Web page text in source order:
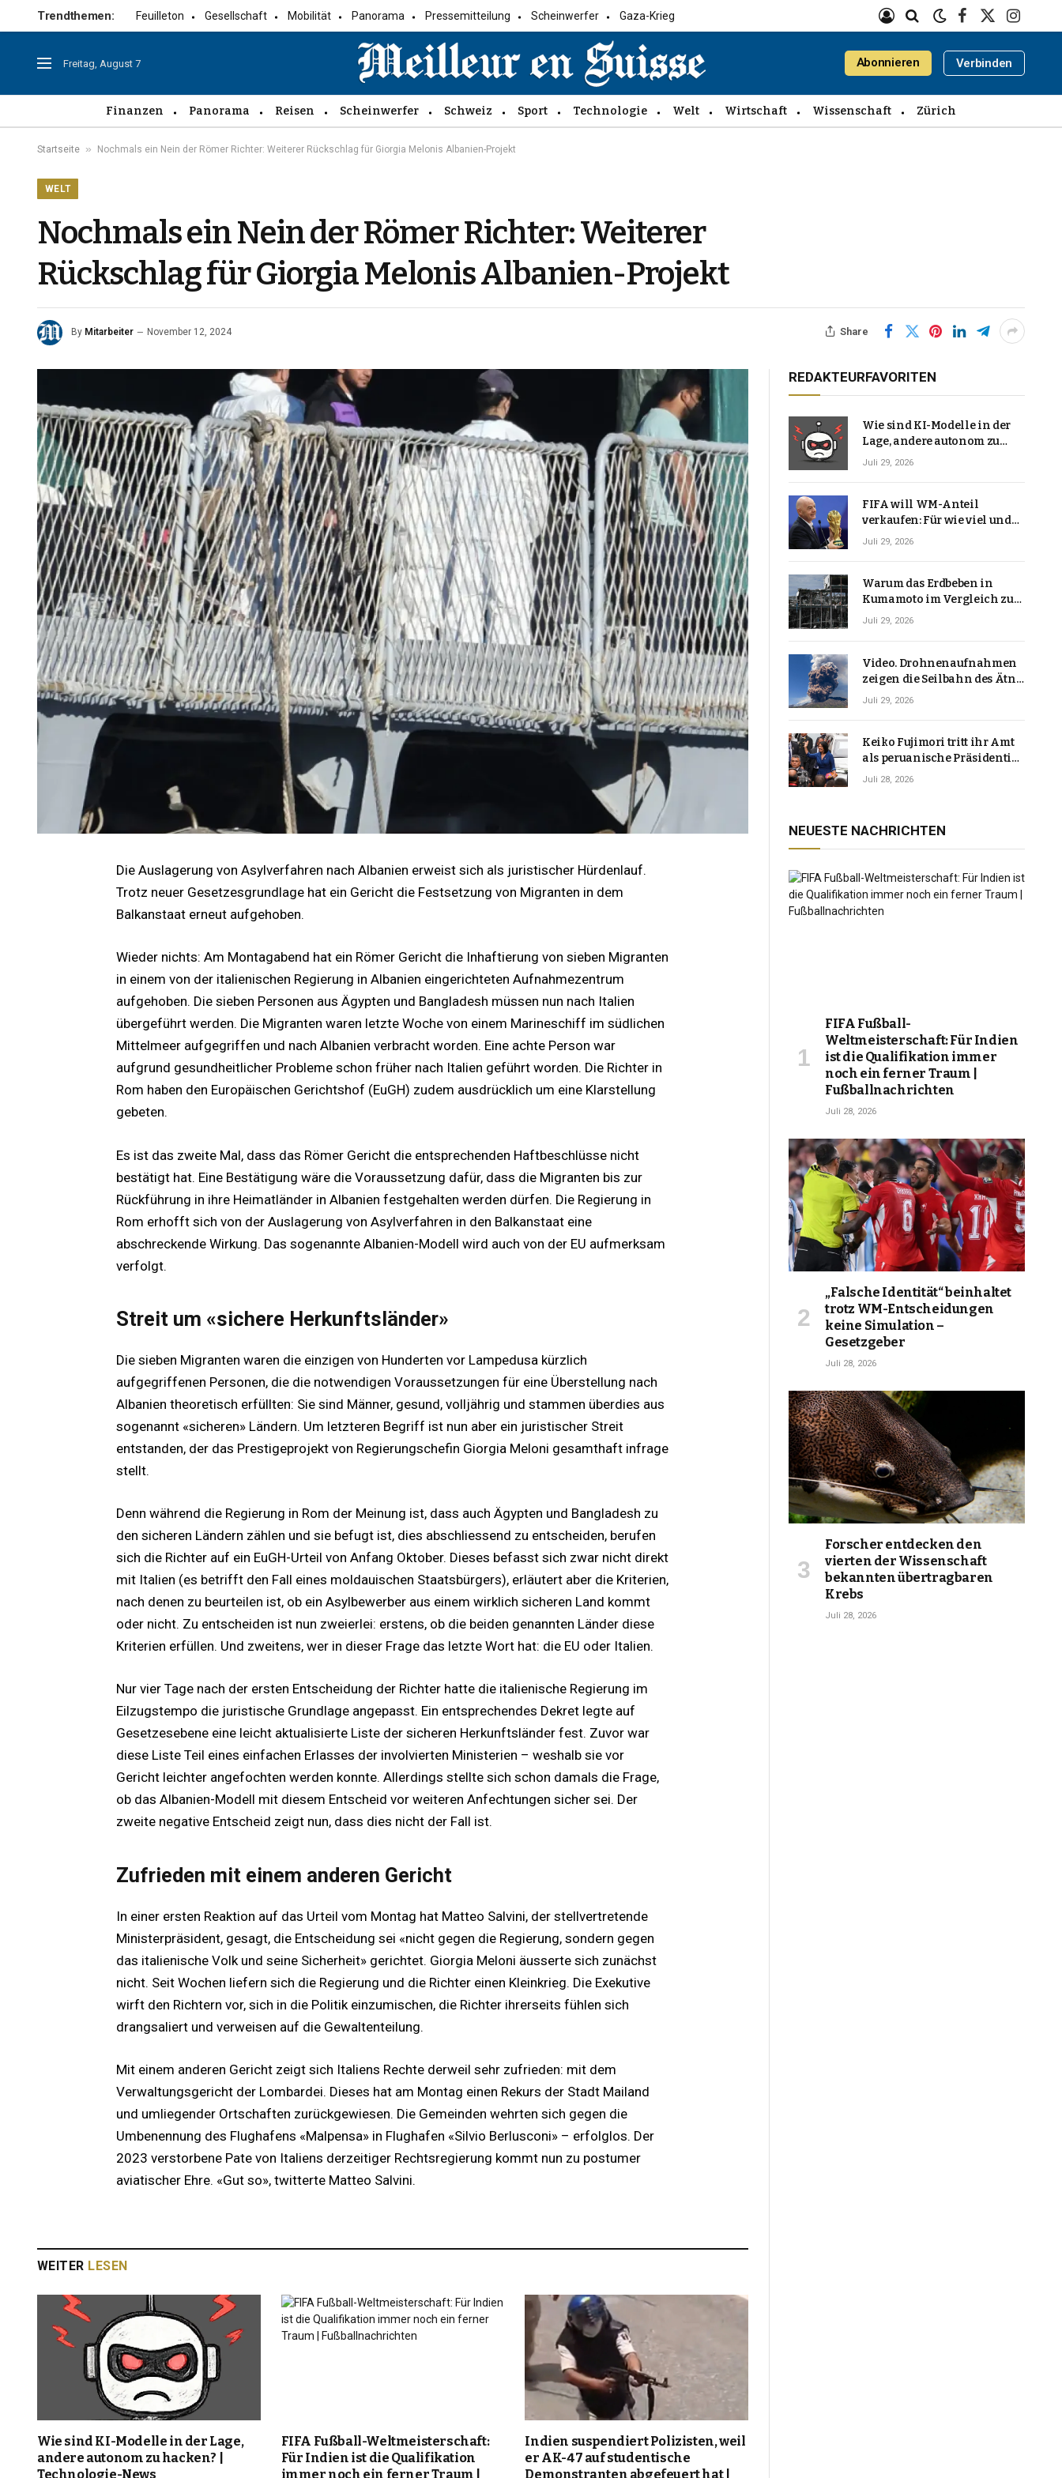
Trendthemen: Feuilleton Gesellschaft Mobilität Panorama Pressemitteilung Scheinwerfer Gaza-Krieg
Facebook
X
Freitag, August 7 Abonnieren Verbinden
Finanzen Panorama Reisen Scheinwerfer Schweiz Sport Technologie Welt Wirtschaft Wissenschaft Zürich
Startseite » Nochmals ein Nein der Römer Richter: Weiterer Rückschlag für Giorgia Melonis Albanien-Projekt
WELT
Nochmals ein Nein der Römer Richter: Weiterer
Rückschlag für Giorgia Melonis Albanien-Projekt
By Mitarbeiter November 12, 2024 Share
Die Auslagerung von Asylverfahren nach Albanien erweist sich als juristischer Hürdenlauf.
Trotz neuer Gesetzesgrundlage hat ein Gericht die Festsetzung von Migranten in dem
Balkanstaat erneut aufgehoben.
Wieder nichts: Am Montagabend hat ein Römer Gericht die Inhaftierung von sieben Migranten
in einem von der italienischen Regierung in Albanien eingerichteten Aufnahmezentrum
aufgehoben. Die sieben Personen aus Ägypten und Bangladesh müssen nun nach Italien
übergeführt werden. Die Migranten waren letzte Woche von einem Marineschiff im südlichen
Mittelmeer aufgegriffen und nach Albanien verbracht worden. Eine achte Person war
aufgrund gesundheitlicher Probleme schon früher nach Italien geführt worden. Die Richter in
Rom haben den Europäischen Gerichtshof (EuGH) zudem ausdrücklich um eine Klarstellung
gebeten.
Es ist das zweite Mal, dass das Römer Gericht die entsprechenden Haftbeschlüsse nicht
bestätigt hat. Eine Bestätigung wäre die Voraussetzung dafür, dass die Migranten bis zur
Rückführung in ihre Heimatländer in Albanien festgehalten werden dürfen. Die Regierung in
Rom erhofft sich von der Auslagerung von Asylverfahren in den Balkanstaat eine
abschreckende Wirkung. Das sogenannte Albanien-Modell wird auch von der EU aufmerksam
verfolgt.
Streit um «sichere Herkunftsländer»
Die sieben Migranten waren die einzigen von Hunderten vor Lampedusa kürzlich
aufgegriffenen Personen, die die notwendigen Voraussetzungen für eine Überstellung nach
Albanien theoretisch erfüllten: Sie sind Männer, gesund, volljährig und stammen überdies aus
sogenannt «sicheren» Ländern. Um letzteren Begriff ist nun aber ein juristischer Streit
entstanden, der das Prestigeprojekt von Regierungschefin Giorgia Meloni gesamthaft infrage
stellt.
Denn während die Regierung in Rom der Meinung ist, dass auch Ägypten und Bangladesh zu
den sicheren Ländern zählen und sie befugt ist, dies abschliessend zu entscheiden, berufen
sich die Richter auf ein EuGH-Urteil von Anfang Oktober. Dieses befasst sich zwar nicht direkt
mit Italien (es betrifft den Fall eines moldauischen Staatsbürgers), erläutert aber die Kriterien,
nach denen zu beurteilen ist, ob ein Asylbewerber aus einem wirklich sicheren Land kommt
oder nicht. Zu entscheiden ist nun zweierlei: erstens, ob die beiden genannten Länder diese
Kriterien erfüllen. Und zweitens, wer in dieser Frage das letzte Wort hat: die EU oder Italien.
Nur vier Tage nach der ersten Entscheidung der Richter hatte die italienische Regierung im
Eilzugstempo die juristische Grundlage angepasst. Ein entsprechendes Dekret legte auf
Gesetzesebene eine leicht aktualisierte Liste der sicheren Herkunftsländer fest. Zuvor war
diese Liste Teil eines einfachen Erlasses der involvierten Ministerien – weshalb sie vor
Gericht leichter angefochten werden konnte. Allerdings stellte sich schon damals die Frage,
ob das Albanien-Modell mit diesem Entscheid vor weiteren Anfechtungen sicher sei. Der
zweite negative Entscheid zeigt nun, dass dies nicht der Fall ist.
Zufrieden mit einem anderen Gericht
In einer ersten Reaktion auf das Urteil vom Montag hat Matteo Salvini, der stellvertretende
Ministerpräsident, gesagt, die Entscheidung sei «nicht gegen die Regierung, sondern gegen
das italienische Volk und seine Sicherheit» gerichtet. Giorgia Meloni äusserte sich zunächst
nicht. Seit Wochen liefern sich die Regierung und die Richter einen Kleinkrieg. Die Exekutive
wirft den Richtern vor, sich in die Politik einzumischen, die Richter ihrerseits fühlen sich
drangsaliert und verweisen auf die Gewaltenteilung.
Mit einem anderen Gericht zeigt sich Italiens Rechte derweil sehr zufrieden: mit dem
Verwaltungsgericht der Lombardei. Dieses hat am Montag einen Rekurs der Stadt Mailand
und umliegender Ortschaften zurückgewiesen. Die Gemeinden wehrten sich gegen die
Umbenennung des Flughafens «Malpensa» in Flughafen «Silvio Berlusconi» – erfolglos. Der
2023 verstorbene Pate von Italiens derzeitiger Rechtsregierung kommt nun zu postumer
aviatischer Ehre. «Gut so», twitterte Matteo Salvini.
WEITER LESEN
Wie sind KI-Modelle in der Lage,
andere autonom zu hacken? |
Technologie-News
FIFA Fußball-Weltmeisterschaft:
Für Indien ist die Qualifikation
immer noch ein ferner Traum |
Indien suspendiert Polizisten, weil
er AK-47 auf studentische
Demonstranten abgefeuert hat |
REDAKTEURFAVORITEN
Wie sind KI-Modelle in der
Lage, andere autonom zu
hacken? | Technologie-News
Juli 29, 2026
FIFA will WM-Anteil
verkaufen: Für wie viel und
warum macht Gianni
Juli 29, 2026
Warum das Erdbeben in
Kumamoto im Vergleich zu
den meisten Erdbeben, die
Juli 29, 2026
Video. Drohnenaufnahmen
zeigen die Seilbahn des Ätna
über einer Vulkanlandschaft
Juli 29, 2026
Keiko Fujimori tritt ihr Amt
als peruanische Präsidentin
an und verspricht, das
Juli 28, 2026
NEUESTE NACHRICHTEN
FIFA Fußball-
Weltmeisterschaft: Für Indien
ist die Qualifikation immer
noch ein ferner Traum |
Fußballnachrichten
Juli 28, 2026
„Falsche Identität“ beinhaltet
trotz WM-Entscheidungen
keine Simulation –
Gesetzgeber
Juli 28, 2026
Forscher entdecken den
vierten der Wissenschaft
bekannten übertragbaren
Krebs
Juli 28, 2026